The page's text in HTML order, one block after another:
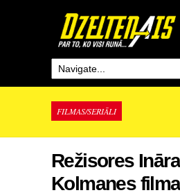
FILMAS/SERIĀLI
Režisores
Kolmanes